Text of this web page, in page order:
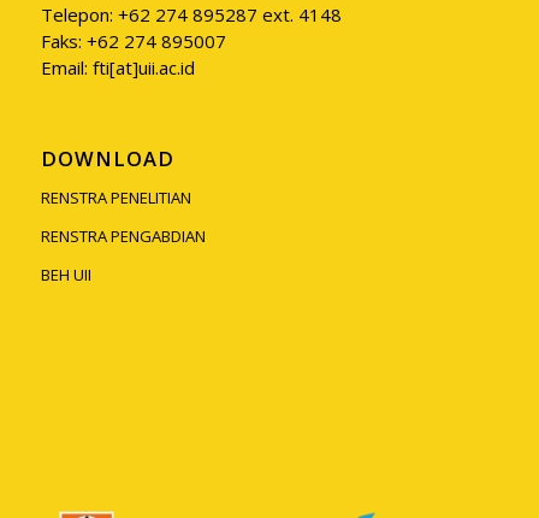
Telepon: +62 274 895287 ext. 4148
Faks: +62 274 895007
Email: fti[at]uii.ac.id
DOWNLOAD
RENSTRA PENELITIAN
RENSTRA PENGABDIAN
BEH UII